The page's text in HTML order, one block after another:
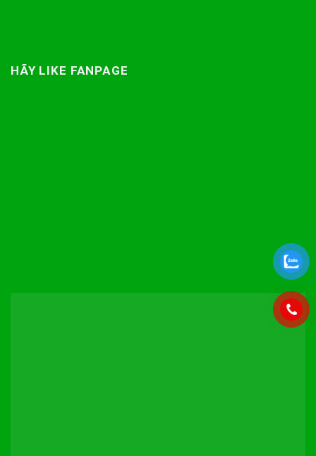
HÃY LIKE FANPAGE